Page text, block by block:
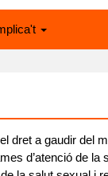
dret a gaudir del
d’atenció de